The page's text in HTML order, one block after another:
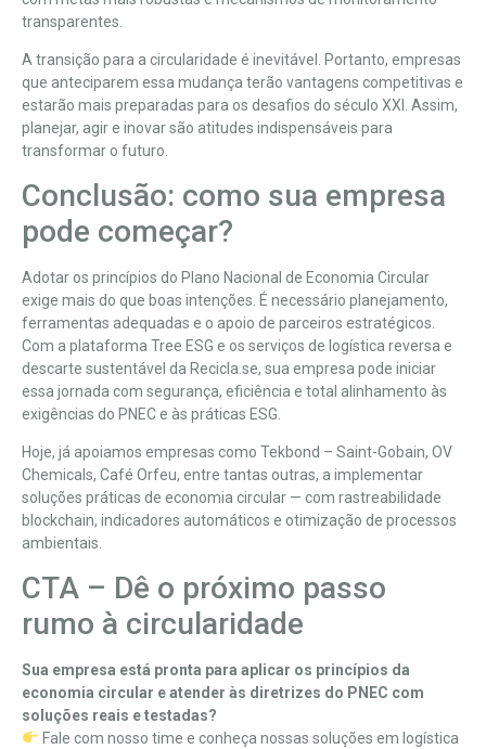
transparentes.
A transição para a circularidade é inevitável. Portanto, empresas
que anteciparem essa mudança terão vantagens competitivas e
estarão mais preparadas para os desafios do século XXI. Assim,
planejar, agir e inovar são atitudes indispensáveis para
transformar o futuro.
Conclusão: como sua empresa
pode começar?
Adotar os princípios do Plano Nacional de Economia Circular
exige mais do que boas intenções. É necessário planejamento,
ferramentas adequadas e o apoio de parceiros estratégicos.
Com a plataforma Tree ESG e os serviços de logística reversa e
descarte sustentável da Recicla.se, sua empresa pode iniciar
essa jornada com segurança, eficiência e total alinhamento às
exigências do PNEC e às práticas ESG.
Hoje, já apoiamos empresas como Tekbond – Saint-Gobain, OV
Chemicals, Café Orfeu, entre tantas outras, a implementar
soluções práticas de economia circular — com rastreabilidade
blockchain, indicadores automáticos e otimização de processos
ambientais.
CTA – Dê o próximo passo
rumo à circularidade
Sua empresa está pronta para aplicar os princípios da
economia circular e atender às diretrizes do PNEC com
soluções reais e testadas?
Fale com nosso time e conheça nossas soluções em logística